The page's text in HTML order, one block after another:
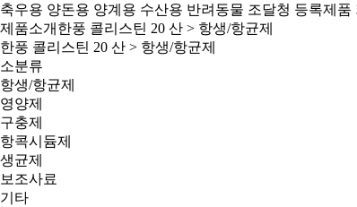
축우용 양돈용 양계용 수산용 반려동물 조달청 등록제품
제품소개 한풍 콜리스틴 20 산 > 항생/항균제
한풍 콜리스틴 20 산 > 항생/항균제
소분류
항생/항균제
영양제
구충제
항콕시듐제
생균제
보조사료
기타